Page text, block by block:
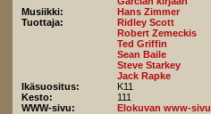
Musiikki:
Hans Zimmer
Tuottaja:
Ridley Scott
Robert Zemeckis
Ted Griffin
Sean Baile
Steve Starkey
Jack Rapke
Ikäsuositus:
K11
Kesto:
111
WWW-sivu:
Elokuvan www-sivu